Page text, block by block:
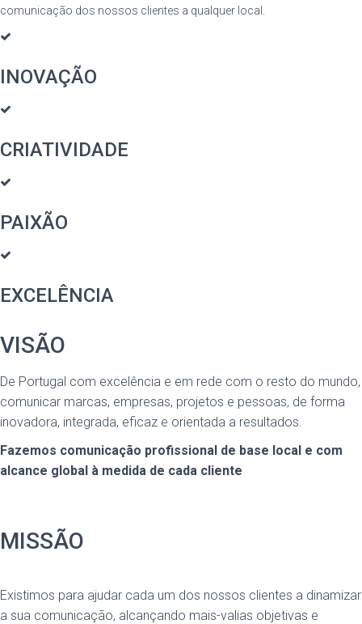
comunicação dos nossos clientes a qualquer local.
INOVAÇÃO
CRIATIVIDADE
PAIXÃO
EXCELÊNCIA
VISÃO
De Portugal com excelência e em rede com o resto do mundo,
comunicar marcas, empresas, projetos e pessoas, de forma
inovadora, integrada, eficaz e orientada a resultados.
Fazemos comunicação profissional de base local e com
alcance global à medida de cada cliente
MISSÃO
Existimos para ajudar cada um dos nossos clientes a dinamizar
a sua comunicação, alcançando mais-valias objetivas e